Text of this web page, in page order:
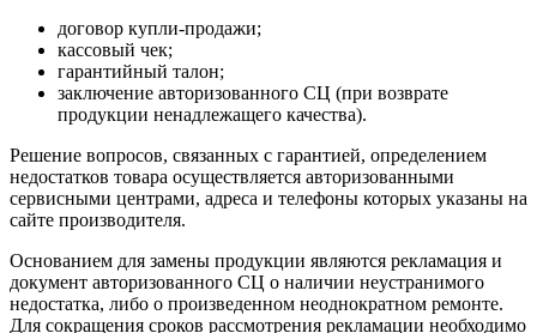
договор купли-продажи;
кассовый чек;
гарантийный талон;
заключение авторизованного СЦ (при возврате
продукции ненадлежащего качества).
Решение вопросов, связанных с гарантией, определением
недостатков товара осуществляется авторизованными
сервисными центрами, адреса и телефоны которых указаны на
сайте производителя.
Основанием для замены продукции являются рекламация и
документ авторизованного СЦ о наличии неустранимого
недостатка, либо о произведенном неоднократном ремонте.
Для сокращения сроков рассмотрения рекламации необходимо